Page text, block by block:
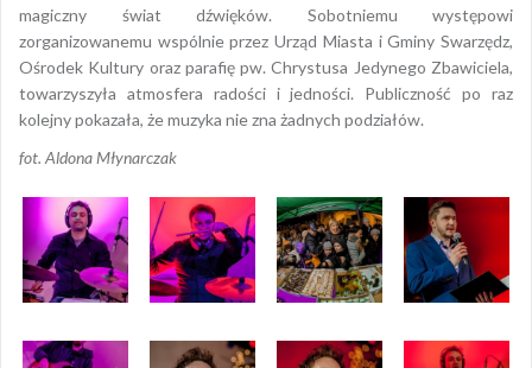
magiczny świat dźwięków. Sobotniemu występowi
zorganizowanemu wspólnie przez Urząd Miasta i Gminy Swarzędz,
Ośrodek Kultury oraz parafię pw. Chrystusa Jedynego Zbawiciela,
towarzyszyła atmosfera radości i jedności. Publiczność po raz
kolejny pokazała, że muzyka nie zna żadnych podziałów.
fot. Aldona Młynarczak